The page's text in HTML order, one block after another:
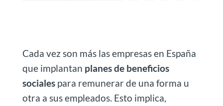
Cada vez son más las empresas en España
que implantan planes de beneficios
socialespara remunerar de una forma u
otra a sus empleados. Esto implica,